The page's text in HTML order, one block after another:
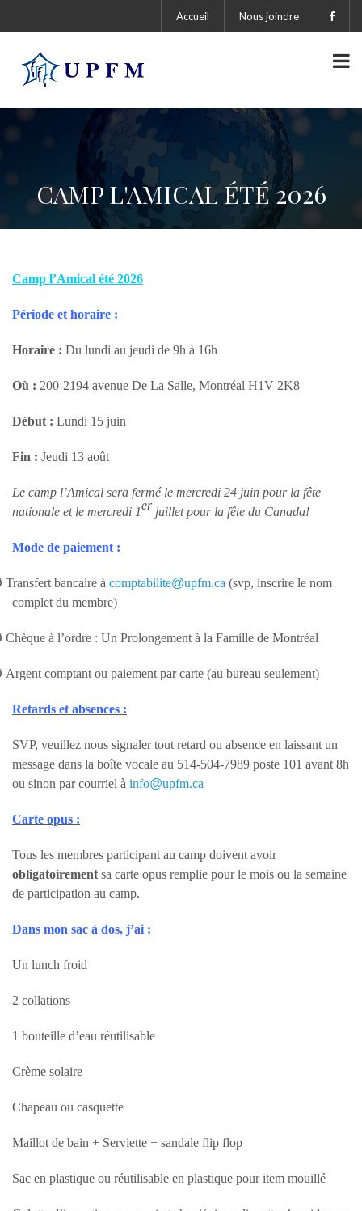
Accueil Nous joindre
CAMP L'AMICAL ÉTÉ 2026
Camp l’Amical été 2026
Période et horaire :
Horaire : Du lundi au jeudi de 9h à 16h
Où : 200-2194 avenue De La Salle, Montréal H1V 2K8
Début : Lundi 15 juin
Fin : Jeudi 13 août
Le camp l’Amical sera fermé le mercredi 24 juin pour la fête
nationale et le mercredi 1er juillet pour la fête du Canada!
Mode de paiement :
Transfert bancaire à comptabilite@upfm.ca (svp, inscrire le nom
complet du membre)
Chèque à l’ordre : Un Prolongement à la Famille de Montréal
Argent comptant ou paiement par carte (au bureau seulement)
Retards et absences :
SVP, veuillez nous signaler tout retard ou absence en laissant un
message dans la boîte vocale au 514-504-7989 poste 101 avant 8h
ou sinon par courriel à info@upfm.ca
Carte opus :
Tous les membres participant au camp doivent avoir
obligatoirement sa carte opus remplie pour le mois ou la semaine
de participation au camp.
Dans mon sac à dos, j’ai :
Un lunch froid
2 collations
1 bouteille d’eau réutilisable
Crème solaire
Chapeau ou casquette
Maillot de bain + Serviette + sandale flip flop
Sac en plastique ou réutilisable en plastique pour item mouillé